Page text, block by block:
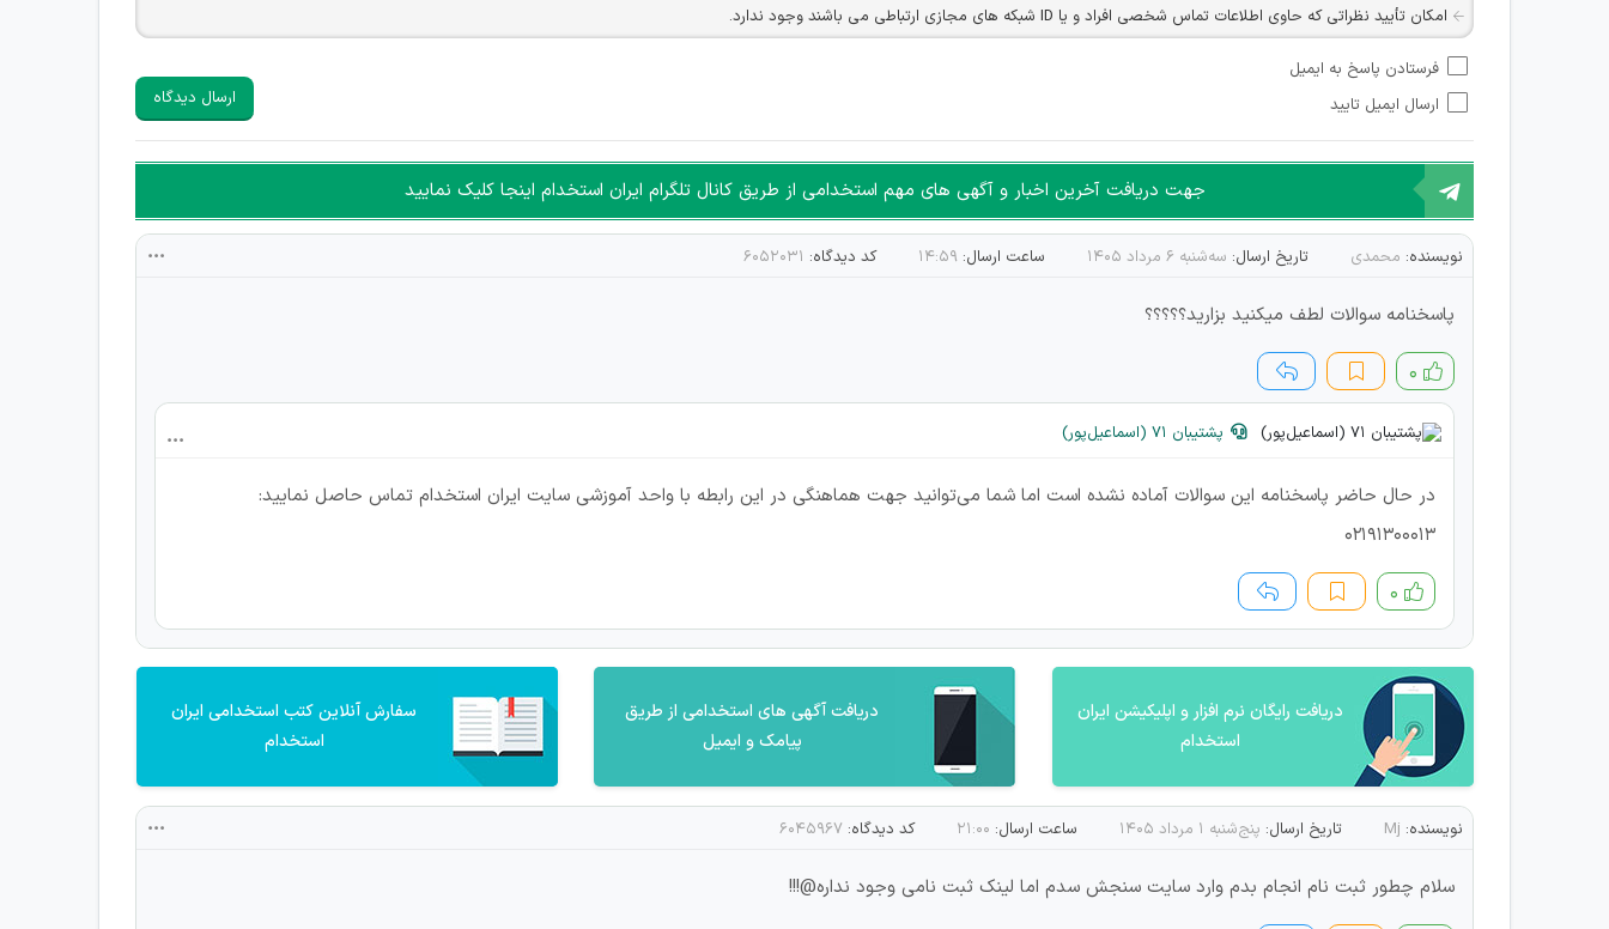
امکان تأیید نظراتی که حاوی اطلاعات تماس شخصی افراد و یا ID شبکه های مجازی ارتباطی می باشند وجود ندارد.
هرگونه تحریک، تحقیر و کنایه به سایر افراد (مسئول و غیر مسئول) غیر مجاز می باشد.
امکان هماهنگی برای هرگونه ملاقات حضوری چه به صورت دسته جمعی و چه فردی توسط کاربران سایت وجود ندارد.
فرستادن پاسخ به ایمیل
ارسال ایمیل تایید
ارسال دیدگاه
جهت دریافت آخرین اخبار و آگهی های مهم استخدامی از طریق کانال تلگرام ایران استخدام اینجا کلیک نمایید
نویسنده: محمدی تاریخ ارسال: سه‌شنبه ۶ مرداد ۱۴۰۵ ساعت ارسال: ۱۴:۵۹ کد دیدگاه: ۶۰۵۲۰۳۱
پاسخنامه سوالات لطف میکنید بزارید؟؟؟؟؟
۰
پشتیبان 71 (اسماعیل‌پور)
در حال حاضر پاسخنامه این سوالات آماده نشده است اما شما می‌توانید جهت هماهنگی در این رابطه با واحد آموزشی سایت ایران استخدام تماس حاصل نمایید:
02191300013
۰
دریافت رایگان نرم افزار و اپلیکیشن ایران
استخدام
دریافت آگهی های استخدامی از طریق
پیامک و ایمیل
سفارش آنلاین کتب استخدامی ایران
استخدام
نویسنده: Mj تاریخ ارسال: پنج‌شنبه ۱ مرداد ۱۴۰۵ ساعت ارسال: ۲۱:۰۰ کد دیدگاه: ۶۰۴۵۹۶۷
سلام چطور ثبت نام انجام بدم وارد سایت سنجش سدم اما لینک ثبت نامی وجود نداره@!!!